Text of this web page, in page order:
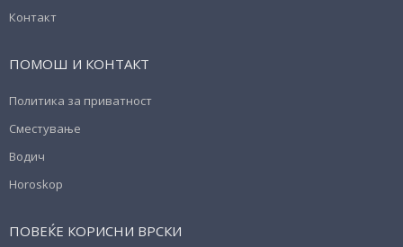
Контакт
ПОМОШ И КОНТАКТ
Политика за приватност
Сместување
Водич
Horoskop
ПОВЕЌЕ КОРИСНИ ВРСКИ